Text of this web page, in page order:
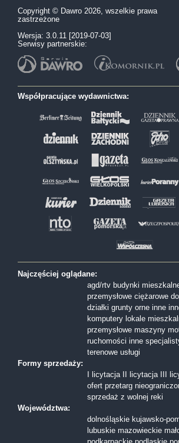
Copyright © Dawro 2026, wszelkie prawa
zastrzeżone
Wersja: 3.0.11 [2019-07-03]
Serwisy partnerskie:
Współpracujące wydawnictwa:
Najczęściej oglądane:
agd/rtv budynki
przemysłowe ciężarowe
działki grunty orne inne
komputery lokale
przemysłowe maszyny
ruchomości inne
terenowe usługi
Formy sprzedaży:
I licytacja
II licytacja III
ofert przetarg
sprzedaż z wolnej reki
Województwa:
dolnośląskie kujawsko-
lubuskie mazowieckie